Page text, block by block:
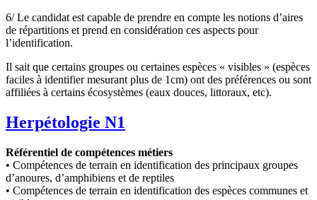
6/ Le candidat est capable de prendre en compte les notions d’aires
de répartitions et prend en considération ces aspects pour
l’identification.
Il sait que certains groupes ou certaines espèces « visibles » (espèces
faciles à identifier mesurant plus de 1cm) ont des préférences ou sont
affiliées à certains écosystèmes (eaux douces, littoraux, etc).
Herpétologie N1
Référentiel de compétences métiers
• Compétences de terrain en identification des principaux groupes
d’anoures, d’amphibiens et de reptiles
• Compétences de terrain en identification des espèces communes et